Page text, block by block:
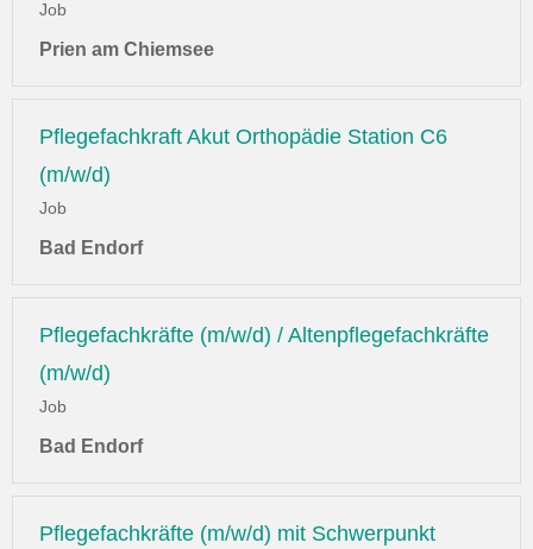
Job
Prien am Chiemsee
Pflegefachkraft Akut Orthopädie Station C6
(m/w/d)
Job
Bad Endorf
Pflegefachkräfte (m/w/d) / Altenpflegefachkräfte
(m/w/d)
Job
Bad Endorf
Pflegefachkräfte (m/w/d) mit Schwerpunkt